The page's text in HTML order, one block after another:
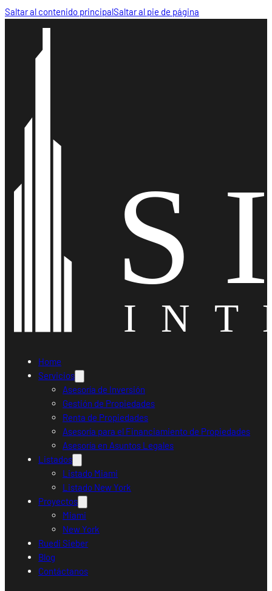
Saltar al contenido principalSaltar al pie de página
Home
Servicios
Asesoría de Inversión
Gestión de Propiedades
Renta de Propiedades
Asesoría para el Financiamiento de Propiedades
Asesoría en Asuntos Legales
Listados
Listado Miami
Listado New York
Proyectos
Miami
New York
Ruedi Sieber
Blog
Contáctanos